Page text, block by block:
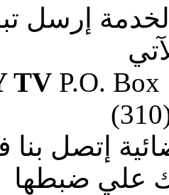
إرسل
TVP.O. Box
إتصل بنا
علي ضبطها